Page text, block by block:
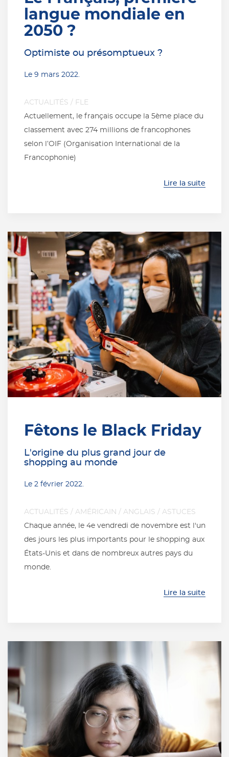
langue mondiale en
2050 ?
Optimiste ou présomptueux ?
Le 9 mars 2022.
ACTUALITÉS / FLE
Actuellement, le français occupe la 5ème place du
classement avec 274 millions de francophones
selon l’OIF (Organisation International de la
Francophonie)
Lire la suite
Fêtons le Black Friday
L'origine du plus grand jour de
shopping au monde
Le 2 février 2022.
ACTUALITÉS / AMÉRICAIN / ANGLAIS / ASTUCES
Chaque année, le 4e vendredi de novembre est l'un
des jours les plus importants pour le shopping aux
États-Unis et dans de nombreux autres pays du
monde.
Lire la suite